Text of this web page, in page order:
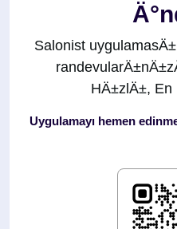
Salonist
HÄ±zlÄ±, En
Uygulamayı hemen